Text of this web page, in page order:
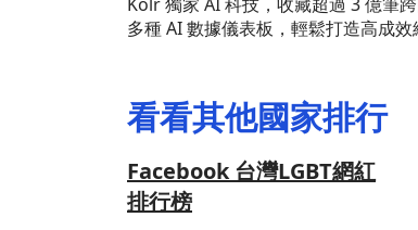
多種 AI 數據儀表板，輕鬆打造高成效
看看其他國家排行
Facebook 台灣LGBT網紅
排行榜